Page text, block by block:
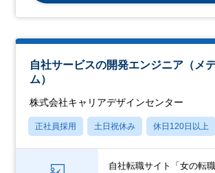
自社サービスの開発エンジニア（メ
ム）
株式会社キャリアデザインセンター
正社員採用 土日祝休み 休日120日以上
自社転職サイト「女の転